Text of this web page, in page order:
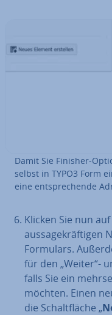
Damit Sie Finisher-
selbst in TYPO3 Form
eine ent­spre­chen­de
Klicken Sie nun auf
aus­sa­ge­kräf­ti­gen
Formulars.
für den „Weiter“-
falls Sie ein
möchten. Einen
die Schalt­flä­che „